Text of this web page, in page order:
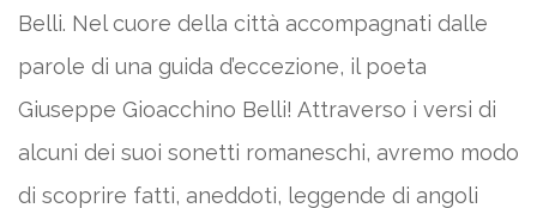
Belli. Nel cuore della città accompagnati dalle
parole di una guida d’eccezione, il poeta
Giuseppe Gioacchino Belli! Attraverso i versi di
alcuni dei suoi sonetti romaneschi, avremo modo
di scoprire fatti, aneddoti, leggende di angoli